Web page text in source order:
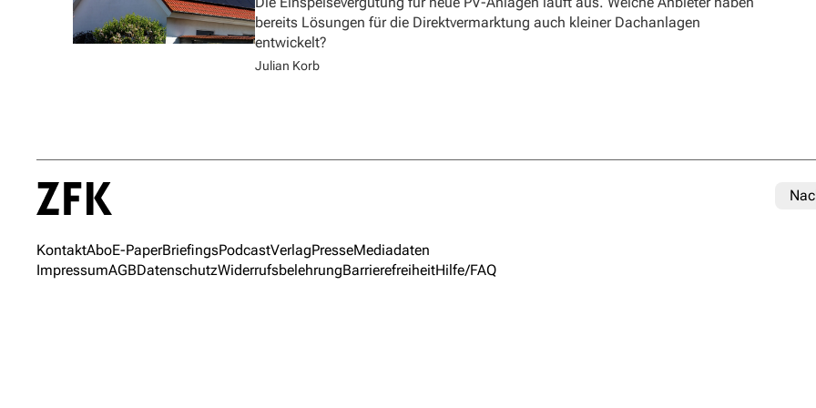
bereits Lösungen für die Direktvermarktung auch kleiner Dachanlagen
entwickelt?
Julian Korb
KontaktAboE-PaperBriefingsPodcastVerlagPresseMediadaten
ImpressumAGBDatenschutzWiderrufsbelehrungBarrierefreiheitHilfe/FAQ